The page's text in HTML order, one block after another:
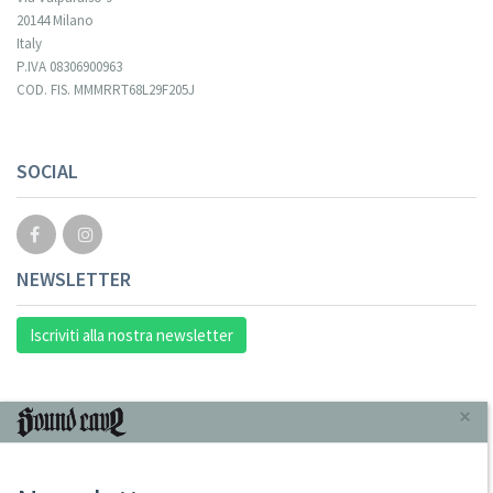
20144 Milano
Italy
P.IVA 08306900963
COD. FIS. MMMRRT68L29F205J
SOCIAL
NEWSLETTER
Iscriviti alla nostra newsletter
INFORMAZIONI ×